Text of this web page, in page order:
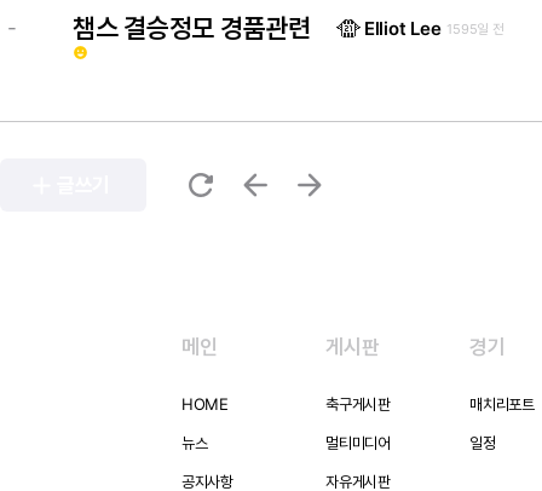
-
emoji_emotions
챔스 결승정모 경품관련 Elliot Lee 1595일 전
refresh arrow_back arrow_forward
메인
HOME
뉴스
공지사항
게시판
축구게시판
멀티미디어
자유게시판
경기
매치리포트
일정